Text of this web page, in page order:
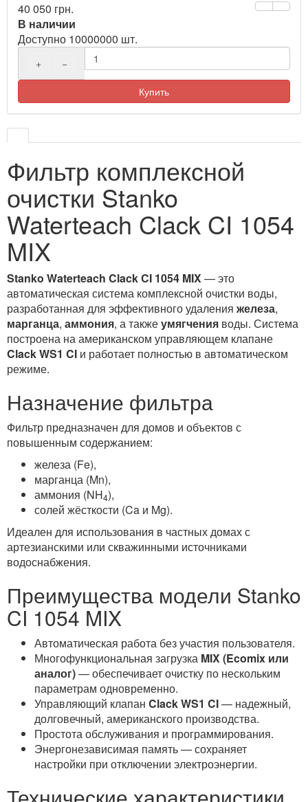
40 050 грн.
В наличии
Доступно 10000000 шт.
+ −
Купить
Фильтр комплексной
очистки Stanko
Waterteach Clack CI 1054
MIX
Stanko Waterteach Clack CI 1054 MIX— это
автоматическая система комплексной очистки воды,
разработанная для эффективного удаления железа,
марганца, аммония, а такжеумягчения воды. Система
построена на американском управляющем клапане
Clack WS1 CI и работает полностью в автоматическом
режиме.
Назначение фильтра
Фильтр предназначен для домов и объектов с
повышенным содержанием:
железа (Fe),
марганца (Mn),
аммония (NH4),
солей жёсткости (Ca и Mg).
Идеален для использования в частных домах с
артезианскими или скважинными источниками
водоснабжения.
Преимущества модели Stanko
CI 1054 MIX
Автоматическая работа без участия пользователя.
Многофункциональная загрузка MIX (Ecomix или
аналог)— обеспечивает очистку по нескольким
параметрам одновременно.
Управляющий клапан Clack WS1 CI— надежный,
долговечный, американского производства.
Простота обслуживания и программирования.
Энергонезависимая память — сохраняет
настройки при отключении электроэнергии.